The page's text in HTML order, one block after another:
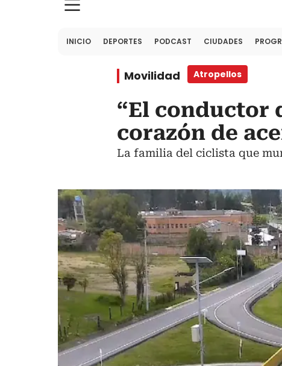
INICIO DEPORTES PODCAST CIUDADES
Movilidad Atropellos
“El conductor
corazón de
La familia del ciclista que